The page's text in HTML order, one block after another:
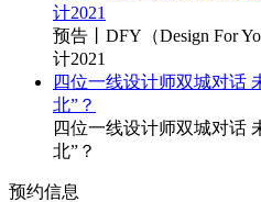
计2021
预告丨DFY（Design For
计2021
四位一线设计师双城对话
北”？
四位一线设计师双城对话
北”？
预约信息